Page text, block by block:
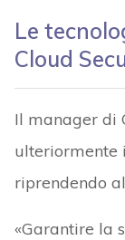
Le
Cloud
Il manager di
ulteriormente
riprendendo
«Garantire la